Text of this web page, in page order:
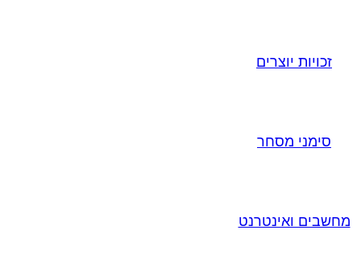
זכויות יוצרים
סימני מסחר
מחשבים ואינטרנט